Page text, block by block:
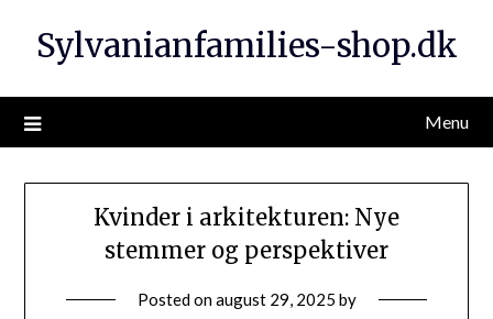
Sylvanianfamilies-shop.dk
Menu
Kvinder i arkitekturen: Nye
stemmer og perspektiver
Posted onaugust 29, 2025 by